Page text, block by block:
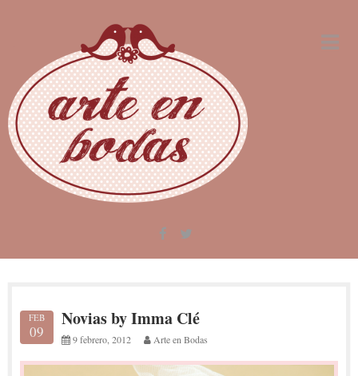
FEB
09
Novias by Imma Clé
9 febrero, 2012 Arte en Bodas